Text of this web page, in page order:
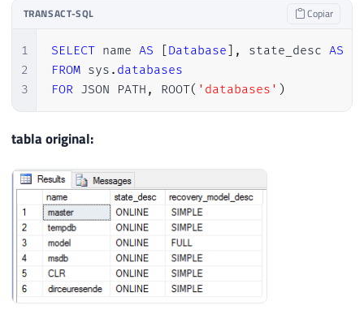
28
30
31
32
        "name": "dirceuresende",
        "recovery_model_desc": "SIMPLE"
    }
]
TRANSACT-SQL Copiar
1
2
3
SELECT name AS [Database] , state_desc AS
FROM sys . databases
FOR JSON PATH , ROOT( 'databases' )
tabla original: